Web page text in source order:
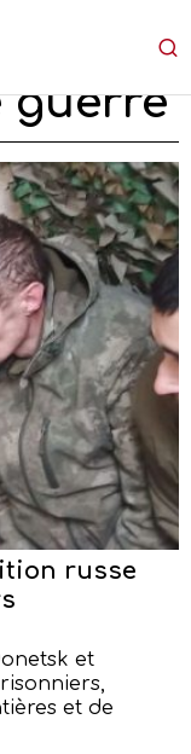
guerre
russe
et
et de